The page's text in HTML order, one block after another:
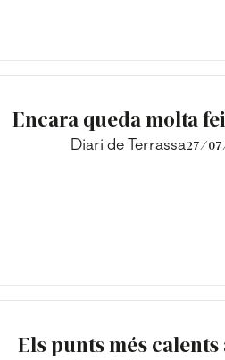
Encara queda molta
Diari de Terrassa27/
Els punts més calents